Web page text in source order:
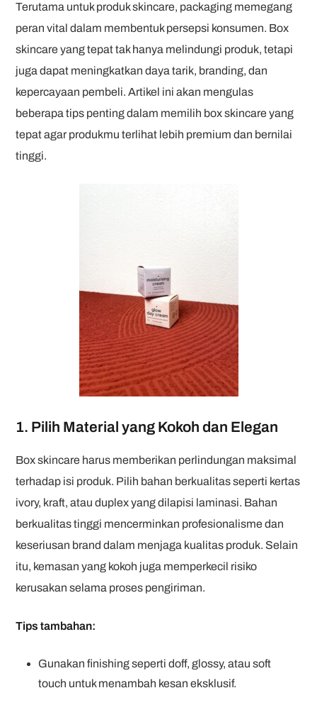
Terutama untuk produk skincare, packaging memegang
peran vital dalam membentuk persepsi konsumen. Box
skincare yang tepat tak hanya melindungi produk, tetapi
juga dapat meningkatkan daya tarik, branding, dan
kepercayaan pembeli. Artikel ini akan mengulas
beberapa tips penting dalam memilih box skincare yang
tepat agar produkmu terlihat lebih premium dan bernilai
tinggi.
1. Pilih Material yang Kokoh dan Elegan
Box skincare harus memberikan perlindungan maksimal
terhadap isi produk. Pilih bahan berkualitas seperti kertas
ivory, kraft, atau duplex yang dilapisi laminasi. Bahan
berkualitas tinggi mencerminkan profesionalisme dan
keseriusan brand dalam menjaga kualitas produk. Selain
itu, kemasan yang kokoh juga memperkecil risiko
kerusakan selama proses pengiriman.
Tips tambahan:
Gunakan finishing seperti doff, glossy, atau soft
touch untuk menambah kesan eksklusif.